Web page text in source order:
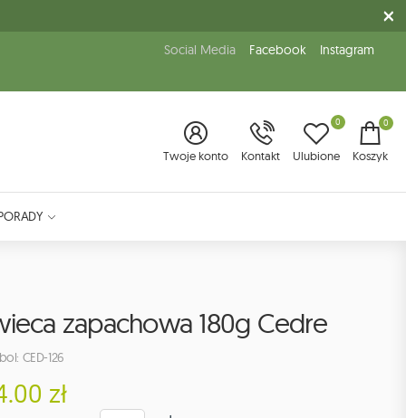
Social Media Facebook Instagram
Twoje konto Kontakt Ulubione
0 0
Koszyk
zapachowa 180g Cedre
CED-126
zł